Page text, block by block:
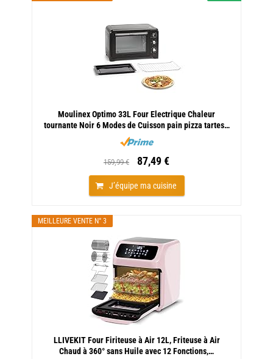
Moulinex Optimo 33L Four Electrique Chaleur
tournante Noir 6 Modes de Cuisson pain pizza tartes…
159,99 € 87,49 €
J’équipe ma cuisine
MEILLEURE VENTE N° 3
LLIVEKIT Four Firiteuse à Air 12L, Friteuse à Air
Chaud à 360° sans Huile avec 12 Fonctions,…